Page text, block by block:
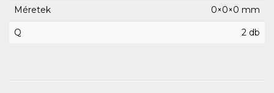
Méretek 0×0×0 mm
Q 2 db